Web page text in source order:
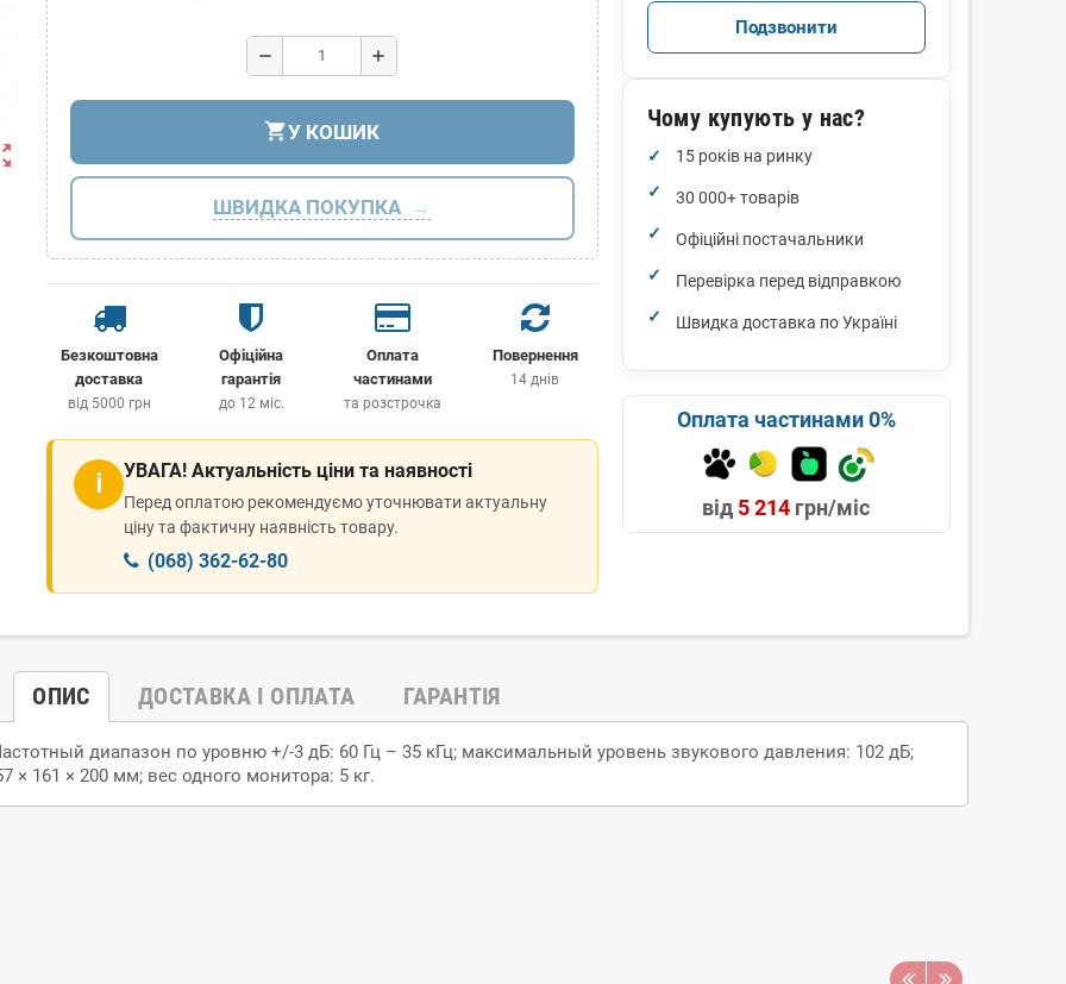
remove add
shopping_cartУ КОШИК
ШВИДКА ПОКУПКА
Безкоштовна
доставка
від 5000 грн
Офіційна
гарантія
до 12 міс.
Оплата
частинами
та розстрочка
Повернення
14 днів
ℹ УВАГА! Актуальність ціни та наявності
Перед оплатою рекомендуємо уточнювати актуальну
ціну та фактичну наявність товару.
(068) 362-62-80
Подзвонити
Чому купують у нас?
15 років на ринку
30 000+ товарів
Офіційні постачальники
Перевірка перед відправкою
Швидка доставка по Україні
Оплата частинами 0%
від 5 214 грн/міс
ОПИС ДОСТАВКА І ОПЛАТА ГАРАНТІЯ
диапазон по уровню +/-3 дБ: 60 Гц – 35 кГц; максимальный уровень звукового давления: 102 дБ;
× 161 × 200 мм; вес одного монитора: 5 кг.